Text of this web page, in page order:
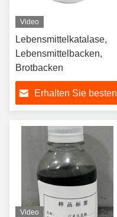
Video
Lebensmittelkatalase,
Lebensmittelbacken,
Brotbacken
Erhalten Sie besten
Video